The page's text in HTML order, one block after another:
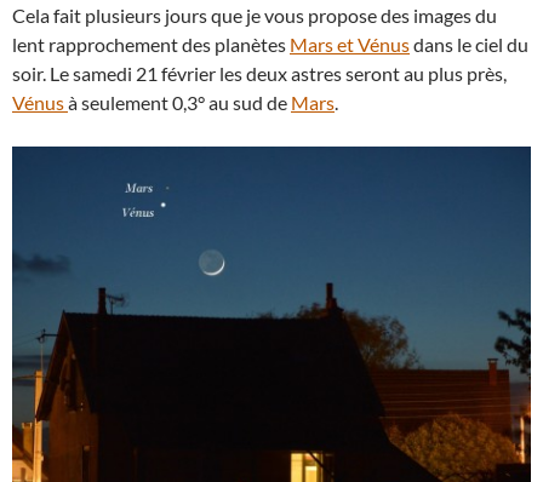
Cela fait plusieurs jours que je vous propose des images du
lent rapprochement des planètes Mars et Vénusdans le ciel du
soir. Le samedi 21 février les deux astres seront au plus près,
Vénusà seulement 0,3° au sud de Mars.